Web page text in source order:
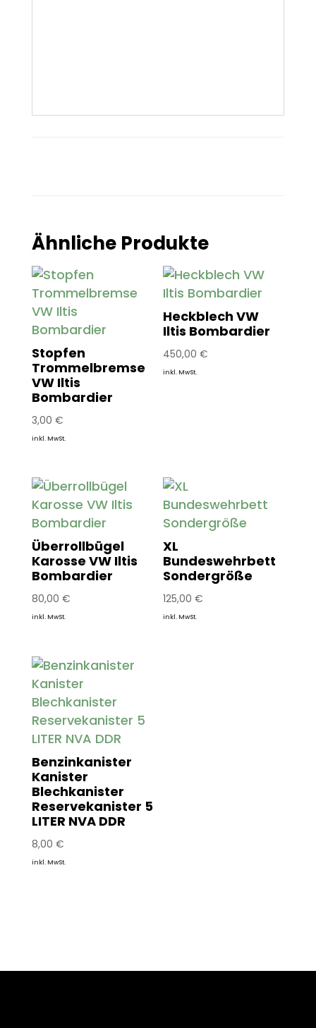
Ähnliche Produkte
Stopfen
Trommelbremse
VW Iltis
Bombardier
3,00 €
inkl. MwSt.
Heckblech VW
Iltis Bombardier
450,00€
inkl. MwSt.
Überrollbügel
Karosse VW Iltis
Bombardier
80,00 €
inkl. MwSt.
XL
Bundeswehrbett
Sondergröße
125,00€
inkl. MwSt.
Benzinkanister
Kanister
Blechkanister
Reservekanister 5
LITER NVA DDR
8,00 €
inkl. MwSt.